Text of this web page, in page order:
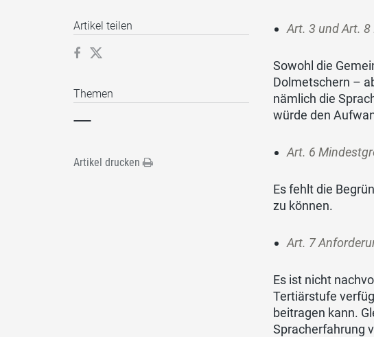
Art. 3 und Art.
Sowohl die
Dolmetschern –
nämlich die
würde den
Art. 6
Es fehlt die
zu können.
Art. 7
Es ist nicht
Tertiärstufe
beitragen kann.
Spracherfahrung
Artikel teilen
Themen
Artikel drucken